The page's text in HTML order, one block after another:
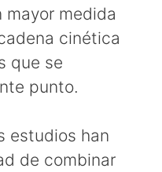
mayor medida
cinética
que se
punto.
estudios han
de combinar